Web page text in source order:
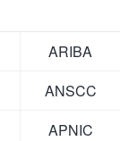
ARIBA
ANSCC
APNIC